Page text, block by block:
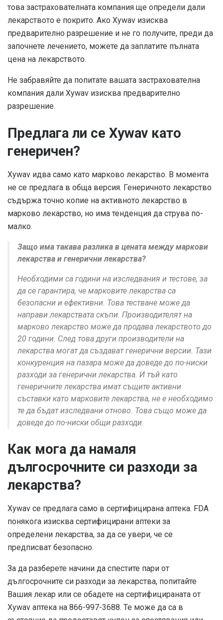
това застрахователната компания ще определи дали
лекарството е покрито. Ако Xywav изисква
предварително разрешение и не го получите, преди да
започнете лечението, можете да заплатите пълната
цена на лекарството.
Не забравяйте да попитате вашата застрахователна
компания дали Xywav изисква предварително
разрешение.
Предлага ли се Xywav като
генеричен?
Xywav идва само като марково лекарство. В момента
не се предлага в обща версия. Генеричното лекарство
съдържа точно копие на активното лекарство в
марково лекарство, но има тенденция да струва по-
малко.
Защо има такава разлика в цената между маркови
лекарства и генерични лекарства?
Необходими са години на изследвания и тестове, за
да се гарантира, че марковите лекарства са
безопасни и ефективни. Това тестване може да
направи лекарствата скъпи. Производителят на
марково лекарство може да продава лекарството до
20 години. След това други производители на
лекарства могат да създават генерични версии. Тази
конкуренция на пазара може да доведе до по-ниски
разходи за генерични лекарства. И тъй като
генеричните лекарства имат същите активни
съставки като марковите лекарства, не е необходимо
те да бъдат изследвани отново. Това също може да
доведе до по-ниски общи разходи.
Как мога да намаля
дългосрочните си разходи за
лекарства?
Xywav се предлага само в сертифицирана аптека. FDA
понякога изисква сертифицирани аптеки за
определени лекарства, за да се увери, че се
предписват безопасно.
За да разберете начини да спестите пари от
дългосрочните си разходи за лекарства, попитайте
Вашия лекар или се обадете на сертифицираната от
Xywav аптека на 866-997-3688. Те може да са в